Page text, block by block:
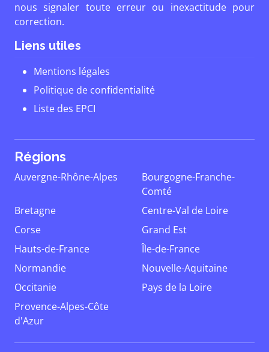
nous signaler toute erreur ou inexactitude pour
correction.
Liens utiles
Mentions légales
Politique de confidentialité
Liste des EPCI
Régions
Auvergne-Rhône-Alpes
Bourgogne-Franche-
Comté
Bretagne
Centre-Val de Loire
Corse
Grand Est
Hauts-de-France
Île-de-France
Normandie
Nouvelle-Aquitaine
Occitanie
Pays de la Loire
Provence-Alpes-Côte
d'Azur